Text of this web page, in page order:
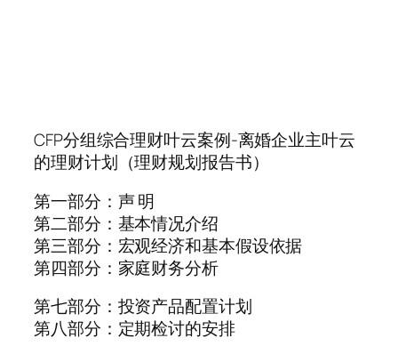
CFP分组综合理财叶云案例-离婚企业主叶云
的理财计划（理财规划报告书）
第一部分：声 明
第二部分：基本情况介绍
第三部分：宏观经济和基本假设依据
第四部分：家庭财务分析
第七部分：投资产品配置计划
第八部分：定期检讨的安排